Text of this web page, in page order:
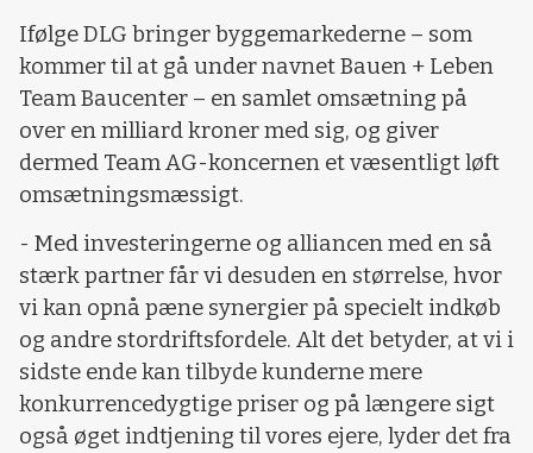
Ifølge DLG bringer byggemarkederne – som
kommer til at gå under navnet Bauen + Leben
Team Baucenter – en samlet omsætning på
over en milliard kroner med sig, og giver
dermed Team AG-koncernen et væsentligt løft
omsætningsmæssigt.
- Med investeringerne og alliancen med en så
stærk partner får vi desuden en størrelse, hvor
vi kan opnå pæne synergier på specielt indkøb
og andre stordriftsfordele. Alt det betyder, at vi i
sidste ende kan tilbyde kunderne mere
konkurrencedygtige priser og på længere sigt
også øget indtjening til vores ejere, lyder det fra